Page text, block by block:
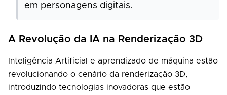
em personagens digitais.
A Revolução da IA na Renderização 3D
Inteligência Artificial e aprendizado de máquina estão
revolucionando o cenário da renderização 3D,
introduzindo tecnologias inovadoras que estão